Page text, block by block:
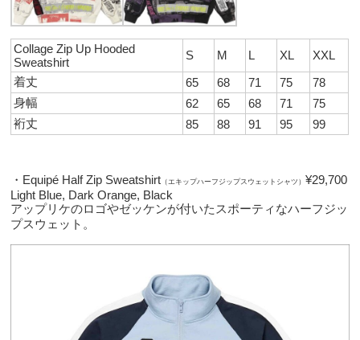
Collage Zip Up Hooded
Sweatshirt
S M L XL
XXL
着丈
65 68 71 75
78
身幅
62 65 68 71
75
裄丈
85 88 91 95 99
・Equipé Half Zip Sweatshirt （エキップハーフジップスウェットシャツ）¥29,700
Light Blue, Dark Orange, Black
アップリケのロゴやゼッケンが付いたスポーティなハーフジッ
プスウェット。